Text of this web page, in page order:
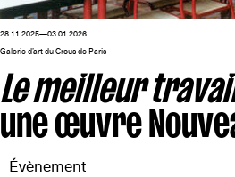
28.11.2025—03.01.2026
Galerie d’art du Crous de Paris
Le meilleur
une œuvre
Évènement